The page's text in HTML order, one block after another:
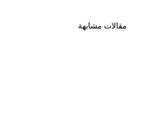
مقالات مشابهة